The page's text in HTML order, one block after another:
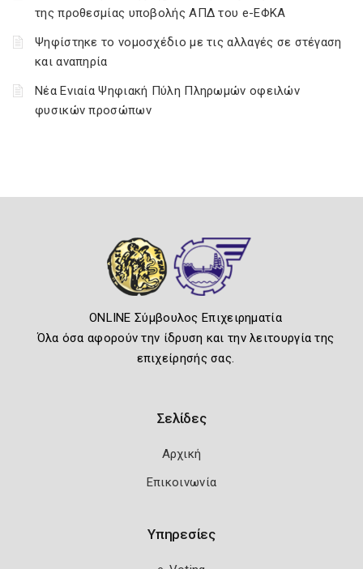
της προθεσμίας υποβολής ΑΠΔ του e-ΕΦΚΑ
Ψηφίστηκε το νομοσχέδιο με τις αλλαγές σε στέγαση
και αναπηρία
Νέα Ενιαία Ψηφιακή Πύλη Πληρωμών οφειλών
φυσικών προσώπων
ONLINE Σύμβουλος Επιχειρηματία
Όλα όσα αφορούν την ίδρυση και την λειτουργία της
επιχείρησής σας.
Σελίδες
Αρχική
Επικοινωνία
Υπηρεσίες